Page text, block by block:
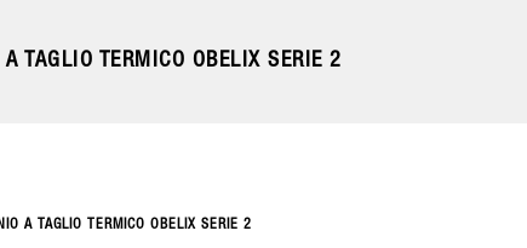
TAGLIO TERMICO OBELIX SERIE 2
A TAGLIO TERMICO OBELIX SERIE 2